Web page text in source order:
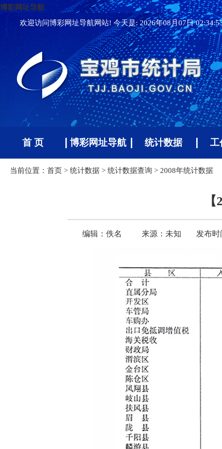
博彩网址导航
欢迎访问博彩网址导航网站! 今天是:2026年08月07日
首 页 博彩网址导航 统计数据 工
当前位置： 首页 > 统计数据 > 统计数据查询 > 2008年统计数据
编辑：佚名 来源：未知 发布时